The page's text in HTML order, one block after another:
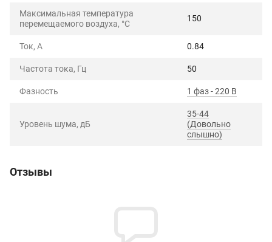
Максимальная температура
перемещаемого воздуха, °C
150
Ток, А 0.84
Частота тока, Гц 50
Фазность 1 фаз - 220 В
Уровень шума, дБ
35-44
(Довольно
слышно)
Отзывы